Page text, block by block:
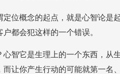
都会犯这样的一个错误。
让你产生行动的可能就第一名、